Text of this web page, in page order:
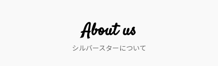
About us
シルバースターについて